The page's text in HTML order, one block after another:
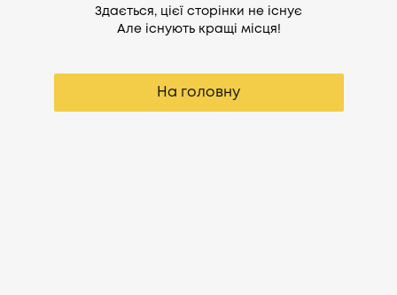
Здається, цієї сторінки не існує
Але існують кращі місця!
На головну